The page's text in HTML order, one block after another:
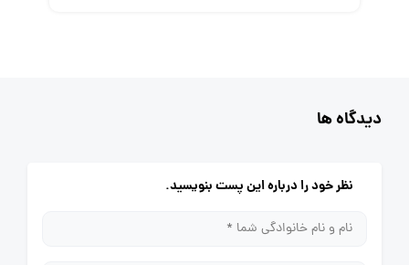
دیدگاه ها
نظر خود را درباره این پست بنویسید.